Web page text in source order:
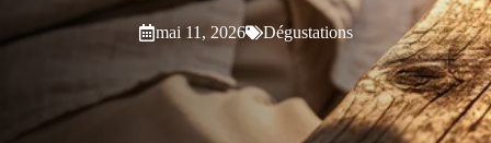
mai 11, 2026 Dégustations